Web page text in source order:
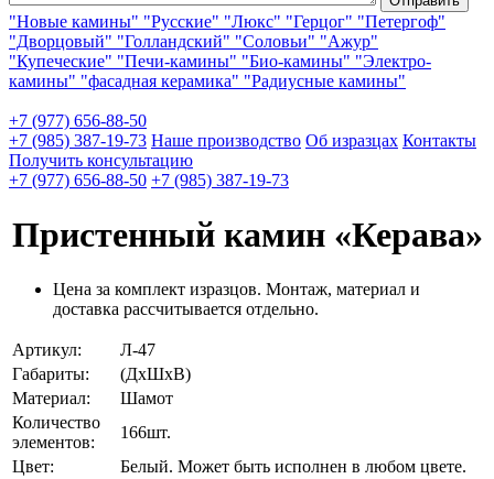
"Новые камины" "Русские" "Люкс" "Герцог" "Петергоф"
"Дворцовый" "Голландский" "Соловьи" "Ажур"
"Купеческие" "Печи-камины" "Био-камины" "Электро-
камины" "фасадная керамика" "Радиусные камины"
+7 (977) 656-88-50
+7 (985) 387-19-73 Наше производство Об изразцах Контакты
Получить консультацию
+7 (977) 656-88-50 +7 (985) 387-19-73
Пристенный камин «Керава»
Цена за комплект изразцов. Монтаж, материал и
доставка рассчитывается отдельно.
Артикул:
Л-47
Габариты:
(ДхШхВ)
Материал:
Шамот
Количество
элементов:
166шт.
Цвет:
Белый. Может быть исполнен в любом цвете.